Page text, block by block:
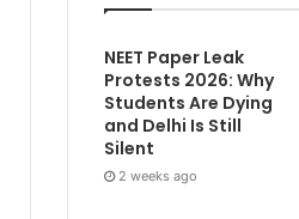
NEET Paper Leak
Protests 2026: Why
Students Are Dying
and Delhi Is Still
Silent
2 weeks ago